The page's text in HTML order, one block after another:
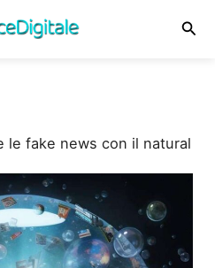
le fake news con il natural